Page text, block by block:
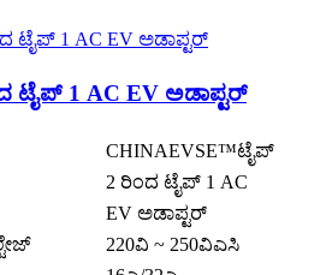
ಟೈಪ್ 1 AC EV ಅಡಾಪ್ಟರ್
CHINAEVSE™️ಟೈಪ್
2 ರಿಂದ ಟೈಪ್ 1 AC
EV ಅಡಾಪ್ಟರ್
220ವಿ ~ 250ವಿಎಸಿ